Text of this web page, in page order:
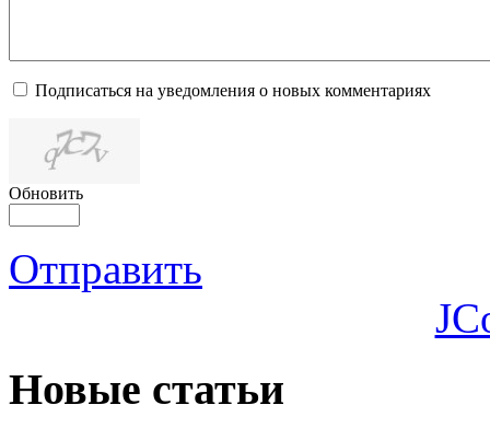
Подписаться на уведомления о новых комментариях
Обновить
Отправить
Новые статьи